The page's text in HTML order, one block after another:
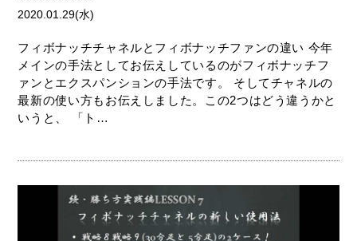
2020.01.29(水)
フィボナッチチャネルとフィボナッチファンの違い 今年
メインの手法としてお伝えしているのがフィボナッチフ
ァンとエクスパンションの手法です。 そしてチャネルの
最新の使い方もお伝えしました。この2つはどう違うかと
いうと、 「ト…